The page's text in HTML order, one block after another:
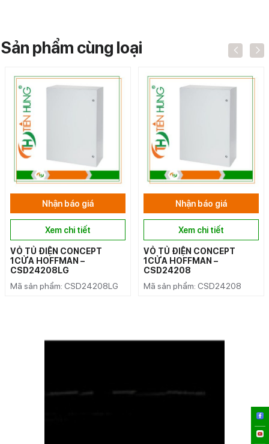
Sản phẩm cùng loại
Nhận báo giá
Xem chi tiết
VỎ TỦ ĐIỆN CONCEPT
1CỬA HOFFMAN –
CSD24208LG
Mã sản phẩm: CSD24208LG
Nhận báo giá
Xem chi tiết
VỎ TỦ ĐIỆN CONCEPT
1CỬA HOFFMAN –
CSD24208
Mã sản phẩm: CSD24208